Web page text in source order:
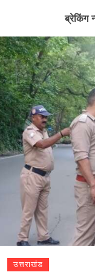
ब्रेकिंग
उत्तराखंड